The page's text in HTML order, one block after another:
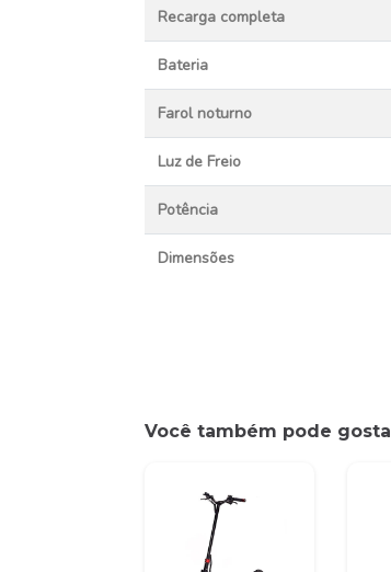
Recarga completa
Bateria
Farol noturno
Luz de Freio
Potência
Dimensões
Você também pode